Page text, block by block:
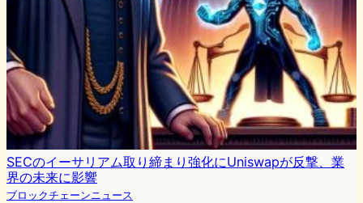
SECのイーサリアム取り締まり強化にUniswapが反撃、業
界の未来に影響
ブロックチェーンニュース